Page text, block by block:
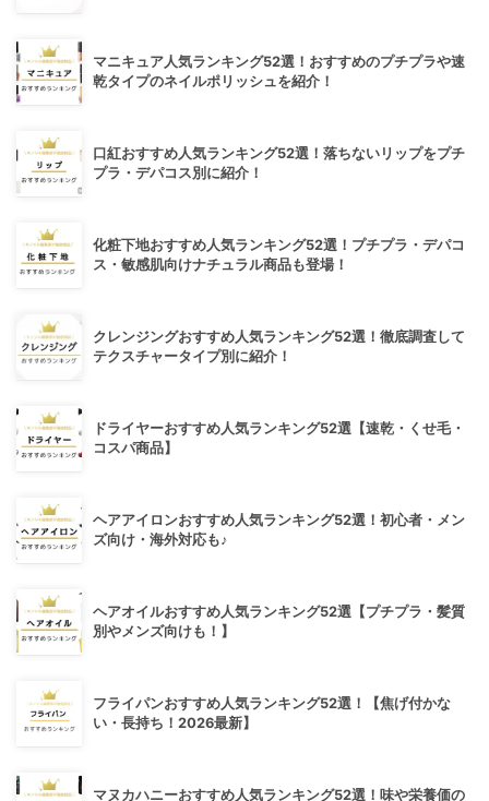
マニキュア人気ランキング52選！おすすめのプチプラや速
乾タイプのネイルポリッシュを紹介！
口紅おすすめ人気ランキング52選！落ちないリップをプチ
プラ・デパコス別に紹介！
化粧下地おすすめ人気ランキング52選！プチプラ・デパコ
ス・敏感肌向けナチュラル商品も登場！
クレンジングおすすめ人気ランキング52選！徹底調査して
テクスチャータイプ別に紹介！
ドライヤーおすすめ人気ランキング52選【速乾・くせ毛・
コスパ商品】
ヘアアイロンおすすめ人気ランキング52選！初心者・メン
ズ向け・海外対応も♪
ヘアオイルおすすめ人気ランキング52選【プチプラ・髪質
別やメンズ向けも！】
フライパンおすすめ人気ランキング52選！【焦げ付かな
い・長持ち！2026最新】
マヌカハニーおすすめ人気ランキング52選！味や栄養価の